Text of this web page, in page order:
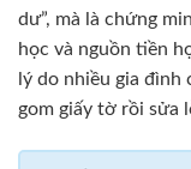
dư”, mà là chứng
học và nguồn tiền
lý do nhiều gia đình
gom giấy tờ rồi sửa